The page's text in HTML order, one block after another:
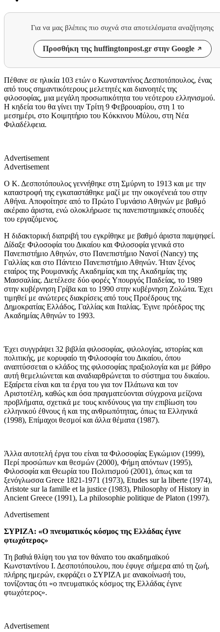
Για να μας βλέπεις πιο συχνά στα αποτελέσματα αναζήτησης
Προσθήκη της huffingtonpost.gr στην Google
Πέθανε σε ηλικία 103 ετών ο Κωνσταντίνος Δεσποτόπουλος, ένας
από τους σημαντικότερους μελετητές και διανοητές της
φιλοσοφίας, μια μεγάλη προσωπικότητα του νεότερου ελληνισμού.
Η κηδεία του θα γίνει την Τρίτη 9 Φεβρουαρίου, στη 1 το
μεσημέρι, στο Κοιμητήριο του Κόκκινου Μύλου, στη Νέα
Φιλαδέλφεια.
Advertisement
Advertisement
Ο Κ. Δεσποτόπουλος γεννήθηκε στη Σμύρνη το 1913 και με την
καταστροφή της εγκαταστάθηκε μαζί με την οικογένειά του στην
Αθήνα. Αποφοίτησε από το Πρώτο Γυμνάσιο Αθηνών με βαθμό
ακέραιο άριστα, ενώ ολοκλήρωσε τις πανεπιστημιακές σπουδές
του εργαζόμενος.
H διδακτορική διατριβή του εγκρίθηκε με βαθμό άριστα παμψηφεί.
Δίδαξε Φιλοσοφία του Δικαίου και Φιλοσοφία γενικά στο
Πανεπιστήμιο Αθηνών, στο Πανεπιστήμιο Νανσί (Nancy) της
Γαλλίας και στο Πάντειο Πανεπιστήμιο Αθηνών. Ήταν ξένος
εταίρος της Pουμανικής Aκαδημίας και της Aκαδημίας της
Mασσαλίας. Διετέλεσε δύο φορές Yπουργός Παιδείας, το 1989
στην κυβέρνηση Γρίβα και το 1990 στην κυβέρνηση Zολώτα. Έχει
τιμηθεί με ανώτερες διακρίσεις από τους Προέδρους της
Δημοκρατίας Eλλάδος, Γαλλίας και Iταλίας. Έγινε πρόεδρος της
Aκαδημίας Αθηνών το 1993.
Έχει συγγράψει 32 βιβλία φιλοσοφίας, φιλολογίας, ιστορίας και
πολιτικής, με κορυφαίο τη Φιλοσοφία του Δικαίου, όπου
αναπτύσσεται ο κλάδος της φιλοσοφίας πραξιολογία και με βάθρο
αυτή θεμελιώνεται και αναδιαρθρώνεται το σύστημα του δικαίου.
Eξαίρετα είναι και τα έργα του για τον Πλάτωνα και τον
Aριστοτέλη, καθώς και όσα πραγματεύονται σύγχρονα μείζονα
προβλήματα, σχετικά με τους κινδύνους για την επιβίωση του
ελληνικού έθνους ή και της ανθρωπότητας, όπως τα Eλληνικά
(1998), Eπίμαχοι θεσμοί και άλλα θέματα (1987).
Άλλα αυτοτελή έργα του είναι τα Φιλοσοφίας Eγκώμιον (1999),
Περί προσώπων και θεσμών (2000), Φήμη απόντων (1995),
Φιλοσοφία και Θεωρία του Πολιτισμού (2001), όπως και τα
ξενόγλωσσα Grece 1821-1971 (1973), Etudes sur la liberte (1974),
Aristote sur la famille et la justice (1983), Philosophy of History in
Ancient Greece (1991), La philosophie politique de Platon (1997).
Advertisement
ΣΥΡΙΖΑ: «Ο πνευματικός κόσμος της Ελλάδας έγινε
φτωχότερος»
Τη βαθιά θλίψη του για τον θάνατο του ακαδημαϊκού
Κωνσταντίνου Ι. Δεσποτόπουλου, που έφυγε σήμερα από τη ζωή,
πλήρης ημερών, εκφράζει ο ΣΥΡΙΖΑ με ανακοίνωσή του,
τονίζοντας ότι «ο πνευματικός κόσμος της Ελλάδας έγινε
φτωχότερος».
Advertisement